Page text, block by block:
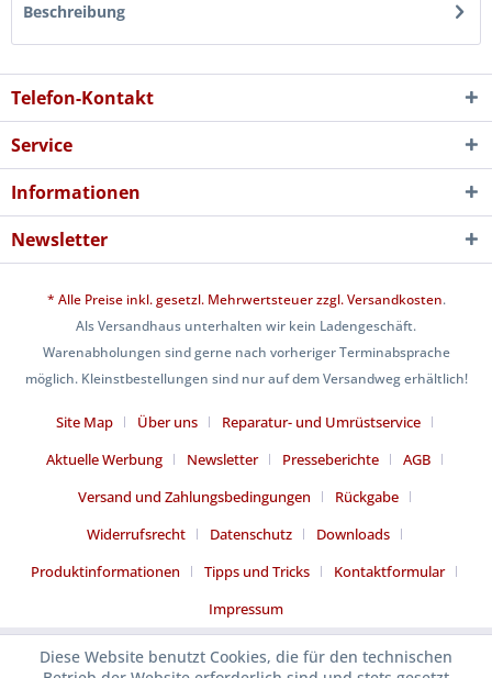
Beschreibung
Telefon-Kontakt
Service
Informationen
Newsletter
* Alle Preise inkl. gesetzl. Mehrwertsteuer zzgl.Versandkosten.
Als Versandhaus unterhalten wir kein Ladengeschäft.
Warenabholungen sind gerne nach vorheriger Terminabsprache
möglich. Kleinstbestellungen sind nur auf dem Versandweg erhältlich!
Site Map Über uns
Reparatur- und Umrüstservice
Aktuelle Werbung
Newsletter Presseberichte
AGB
Versand und Zahlungsbedingungen
Rückgabe
Widerrufsrecht
Datenschutz
Downloads
Produktinformationen
Tipps und Tricks
Kontaktformular
Impressum
Diese Website benutzt Cookies, die für den technischen